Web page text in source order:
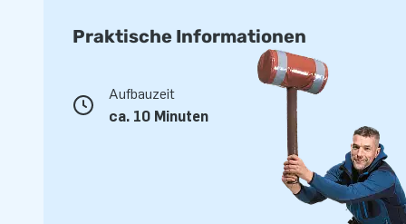
Praktische Informationen
Aufbauzeit
ca. 10 Minuten